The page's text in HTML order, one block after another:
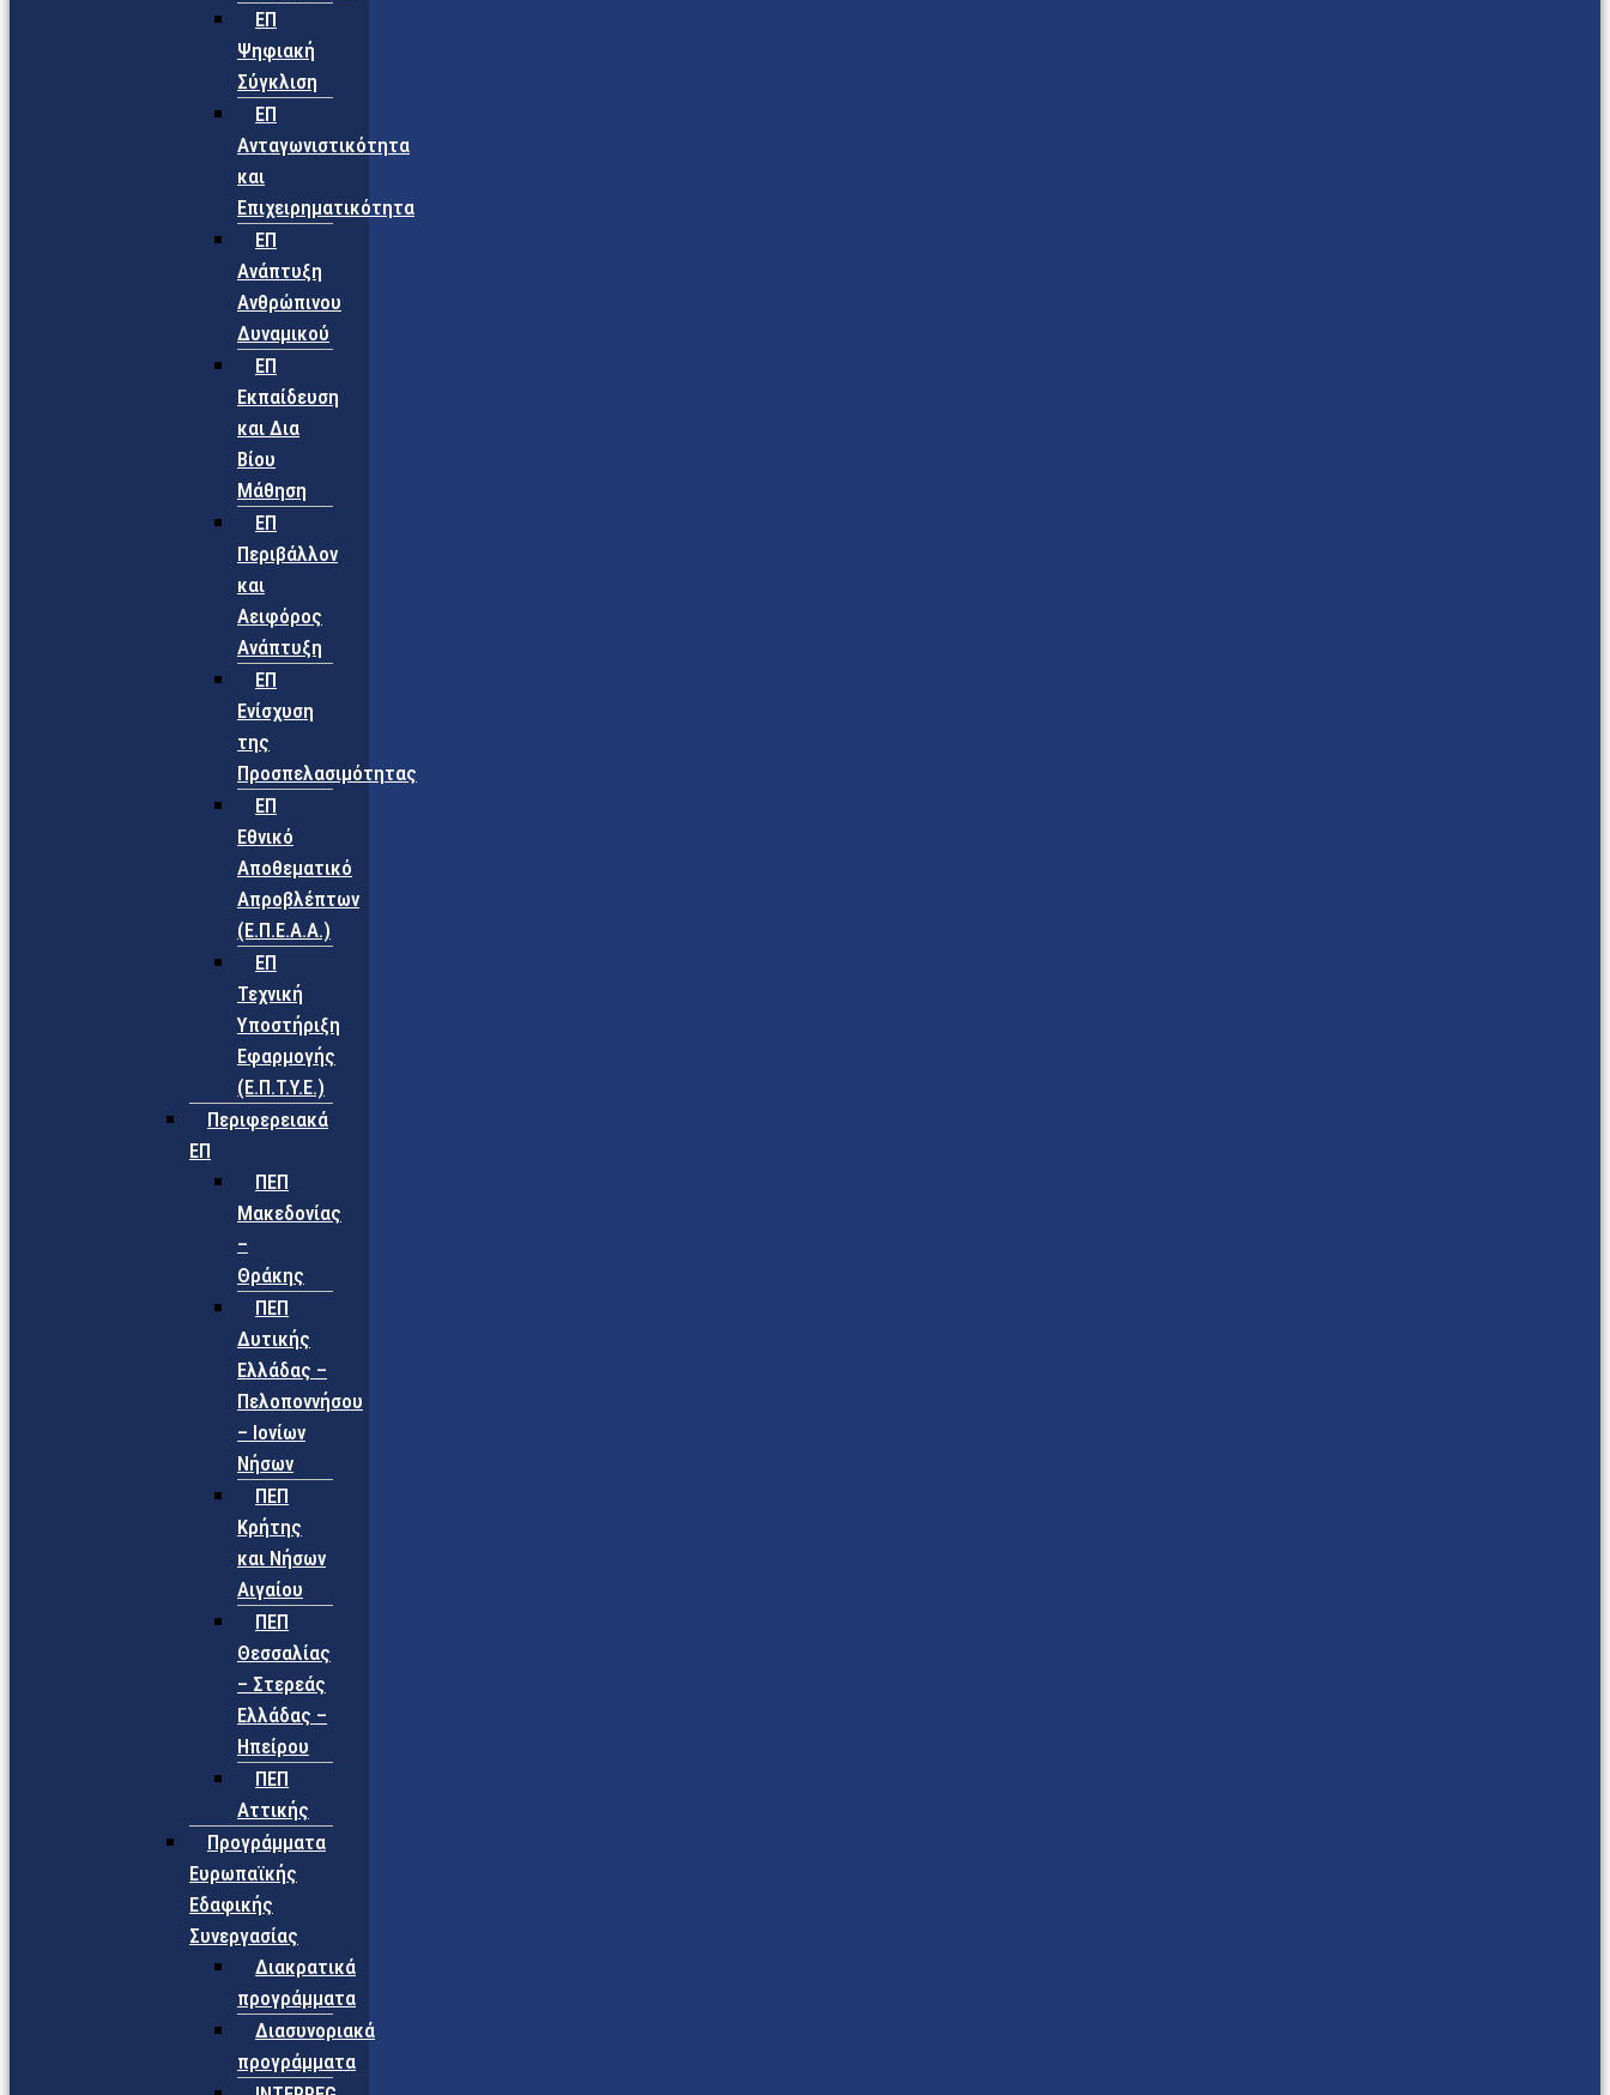
ΕΠ
Ψηφιακή
Σύγκλιση
ΕΠ
Ανταγωνιστικότητα
και
Επιχειρηματικότητα
ΕΠ
Ανάπτυξη
Ανθρώπινου
Δυναμικού
ΕΠ
Εκπαίδευση
και Δια
Βίου
Μάθηση
ΕΠ
Περιβάλλον
και
Αειφόρος
Ανάπτυξη
ΕΠ
Ενίσχυση
της
Προσπελασιμότητας
ΕΠ
Εθνικό
Αποθεματικό
Απροβλέπτων
(Ε.Π.Ε.Α.Α.)
ΕΠ
Τεχνική
Υποστήριξη
Εφαρμογής
(Ε.Π.Τ.Υ.Ε.)
Περιφερειακά
ΕΠ
ΠΕΠ
Μακεδονίας
–
Θράκης
ΠΕΠ
Δυτικής
Ελλάδας –
Πελοποννήσου
– Ιονίων
Νήσων
ΠΕΠ
Κρήτης
και Νήσων
Αιγαίου
ΠΕΠ
Θεσσαλίας
– Στερεάς
Ελλάδας –
Ηπείρου
ΠΕΠ
Αττικής
Προγράμματα
Ευρωπαϊκής
Εδαφικής
Συνεργασίας
Διακρατικά
προγράμματα
Διασυνοριακά
προγράμματα